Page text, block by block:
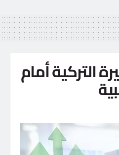
التركية أمام